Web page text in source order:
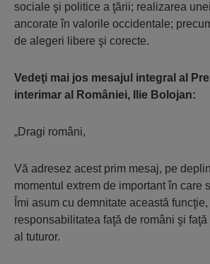
sociale şi politice a ţării; realizarea
ancorate în valorile occidentale;
de alegeri libere şi corecte.
Vedeţi mai jos mesajul integral al
interimar al României, Ilie Bolojan:
„Dragi români,
Vă adresez acest prim mesaj, pe
momentul extrem de important în care
Îmi asum cu demnitate această
responsabilitatea faţă de români şi
al tuturor.